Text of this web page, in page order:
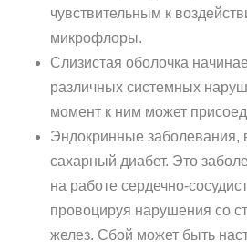
чувствительным к
микрофлоры.
Слизистая оболочка
различных системных
момент к ним может
Эндокринные заболевания,
сахарный диабет. Это
на работе сердечно-
провоцируя нарушения со
желез. Сбой может быть